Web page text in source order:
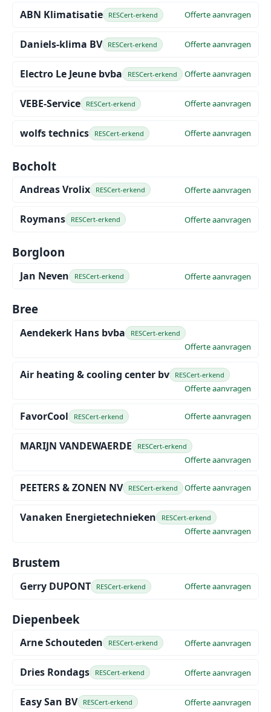
ABN Klimatisatie RESCert-erkend Offerte aanvragen
Daniels-klima BV RESCert-erkend Offerte aanvragen
Electro Le Jeune bvba RESCert-erkend Offerte aanvragen
VEBE-Service RESCert-erkend Offerte aanvragen
wolfs technics RESCert-erkend Offerte aanvragen
Bocholt
Andreas Vrolix RESCert-erkend Offerte aanvragen
Roymans RESCert-erkend Offerte aanvragen
Borgloon
Jan Neven RESCert-erkend Offerte aanvragen
Bree
Aendekerk Hans bvba RESCert-erkend
Offerte aanvragen
Air heating & cooling center bv RESCert-erkend
Offerte aanvragen
FavorCool RESCert-erkend Offerte aanvragen
MARIJN VANDEWAERDE RESCert-erkend
Offerte aanvragen
PEETERS & ZONEN NV RESCert-erkend Offerte aanvragen
Vanaken Energietechnieken RESCert-erkend
Offerte aanvragen
Brustem
Gerry DUPONT RESCert-erkend Offerte aanvragen
Diepenbeek
Arne Schouteden RESCert-erkend Offerte aanvragen
Dries Rondags RESCert-erkend Offerte aanvragen
Easy San BV RESCert-erkend Offerte aanvragen